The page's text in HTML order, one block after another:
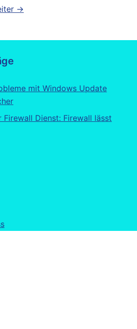
→
mit Windows Update
Firewall Dienst: Firewall lässt